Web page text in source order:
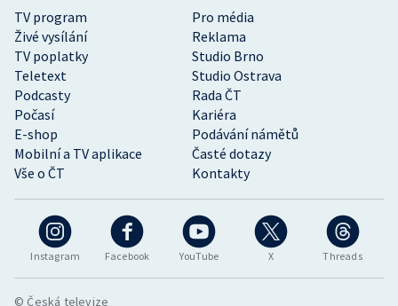
Instagram Facebook YouTube X Threads
TV program
Pro média
Živé vysílání
Reklama
TV poplatky
Studio Brno
Teletext
Studio Ostrava
Podcasty
Rada ČT
Počasí
Kariéra
E-shop
Podávání námětů
Mobilní a TV aplikace
Časté dotazy
Vše o ČT
Kontakty
© Česká televize